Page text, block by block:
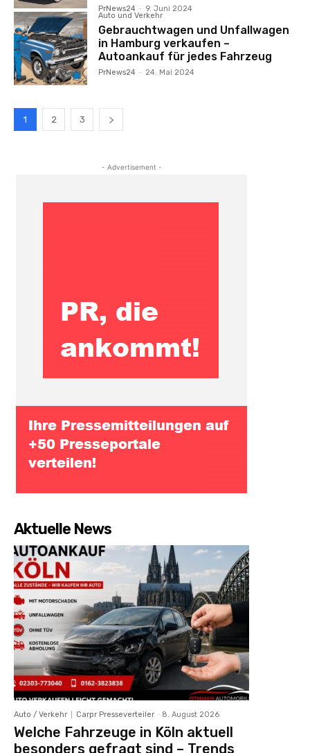
PrNews24 - 9. Juni 2024
Auto und Verkehr
Gebrauchtwagen und Unfallwagen
in Hamburg verkaufen –
Autoankauf für jedes Fahrzeug
PrNews24 - 24. Mai 2024
1 2 3
- Advertisement -
Aktuelle News
Auto / Verkehr Carpr Presseverteiler - 8. August 2026
Welche Fahrzeuge in Köln aktuell
besonders gefragt sind – Trends